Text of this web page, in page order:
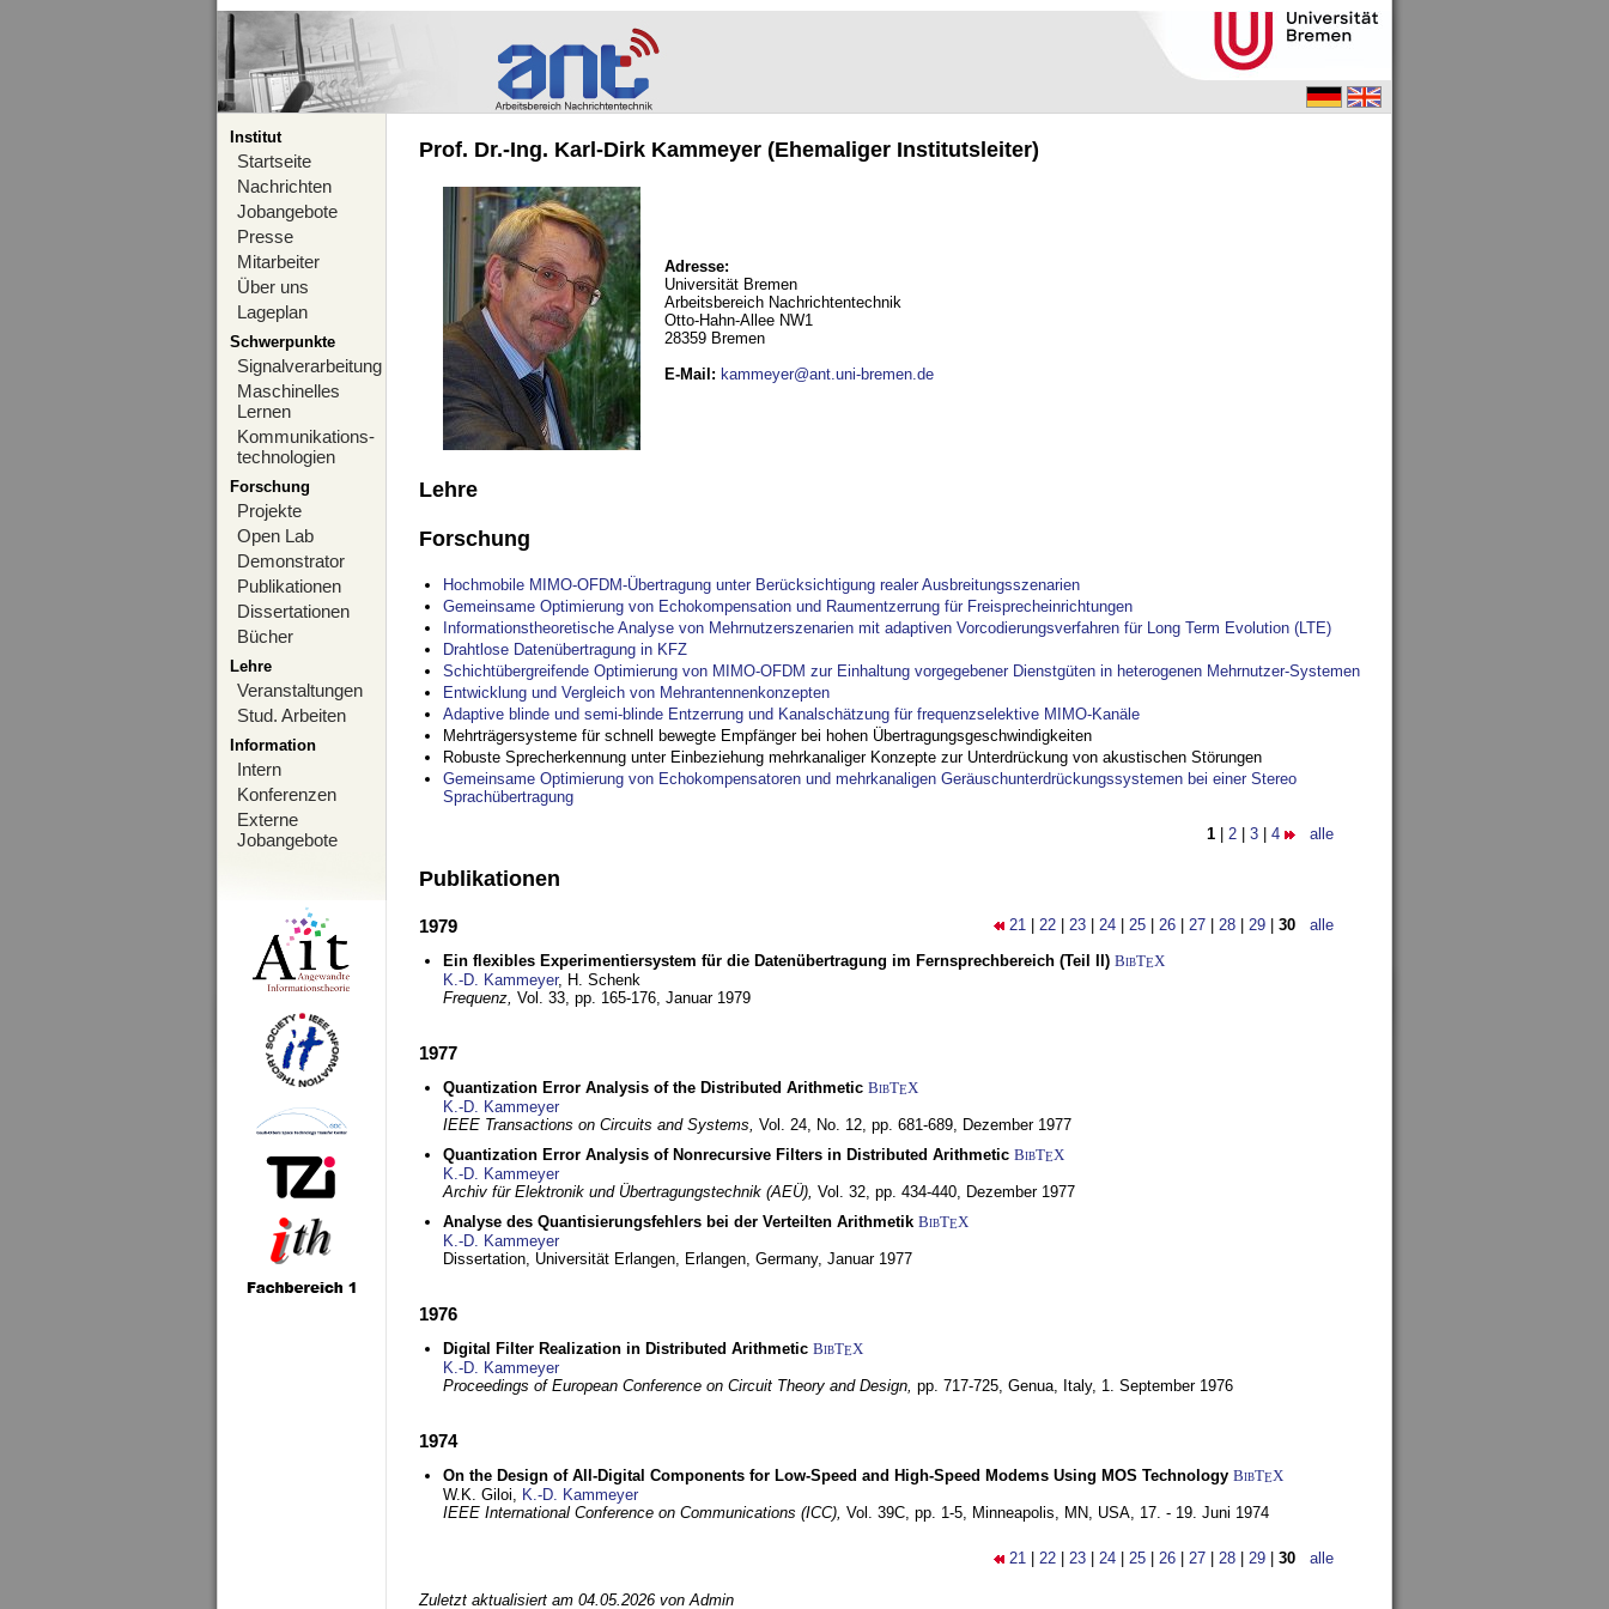
Institut
Startseite
Nachrichten
Jobangebote
Presse
Mitarbeiter
Über uns
Lageplan
Schwerpunkte
Signalverarbeitung
Maschinelles
Lernen
Kommunikations-
technologien
Forschung
Projekte
Open Lab
Demonstrator
Publikationen
Dissertationen
Bücher
Lehre
Veranstaltungen
Stud. Arbeiten
Information
Intern
Konferenzen
Externe
Jobangebote
Prof. Dr.-Ing. Karl-Dirk Kammeyer (Ehemaliger Institutsleiter)
Adresse:
Universität Bremen
Arbeitsbereich Nachrichtentechnik
Otto-Hahn-Allee NW1
28359 Bremen
E-Mail : kammeyer@ant.uni-bremen.de
Lehre
Forschung
Hochmobile MIMO-OFDM-Übertragung unter Berücksichtigung realer Ausbreitungsszenarien
Gemeinsame Optimierung von Echokompensation und Raumentzerrung für Freisprecheinrichtungen
Informationstheoretische Analyse von Mehrnutzerszenarien mit adaptiven Vorcodierungsverfahren für Long Term Evolution (LTE)
Drahtlose Datenübertragung in KFZ
Schichtübergreifende Optimierung von MIMO-OFDM zur Einhaltung vorgegebener Dienstgüten in heterogenen Mehrnutzer-Systemen
Entwicklung und Vergleich von Mehrantennenkonzepten
Adaptive blinde und semi-blinde Entzerrung und Kanalschätzung für frequenzselektive MIMO-Kanäle
Mehrträgersysteme für schnell bewegte Empfänger bei hohen Übertragungsgeschwindigkeiten
Robuste Sprecherkennung unter Einbeziehung mehrkanaliger Konzepte zur Unterdrückung von akustischen Störungen
Gemeinsame Optimierung von Echokompensatoren und mehrkanaligen Geräuschunterdrückungssystemen bei einer Stereo
Sprachübertragung
1 2 3 4 alle
Publikationen
21 22 23 24 25 26 27 28 29 30 alle
1979
Ein flexibles Experimentiersystem für die Datenübertragung im Fernsprechbereich (Teil II) BibTEX
K.-D. Kammeyer, H. Schenk
Frequenz, Vol. 33, pp. 165-176, Januar 1979
1977
Quantization Error Analysis of the Distributed Arithmetic BibTEX
K.-D. Kammeyer
IEEE Transactions on Circuits and Systems, Vol. 24, No. 12, pp. 681-689, Dezember 1977
Quantization Error Analysis of Nonrecursive Filters in Distributed Arithmetic BibTEX
K.-D. Kammeyer
Archiv für Elektronik und Übertragungstechnik (AEÜ), Vol. 32, pp. 434-440, Dezember 1977
Analyse des Quantisierungsfehlers bei der Verteilten Arithmetik BibTEX
K.-D. Kammeyer
Dissertation, Universität Erlangen, Erlangen, Germany, Januar 1977
1976
Digital Filter Realization in Distributed Arithmetic BibTEX
K.-D. Kammeyer
Proceedings of European Conference on Circuit Theory and Design, pp. 717-725, Genua, Italy, 1. September 1976
1974
On the Design of All-Digital Components for Low-Speed and High-Speed Modems Using MOS Technology BibTEX
W.K. Giloi, K.-D. Kammeyer
IEEE International Conference on Communications (ICC), Vol. 39C, pp. 1-5, Minneapolis, MN, USA, 17. - 19. Juni 1974
21 22 23 24 25 26 27 28 29 30 alle
Zuletzt aktualisiert am 04.05.2026 von Admin